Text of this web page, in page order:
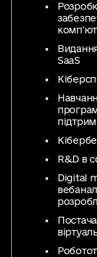
SaaS
R&D в
Digital